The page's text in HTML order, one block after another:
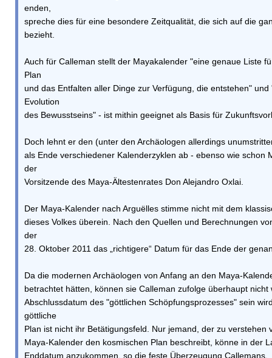
enden,
spreche dies für eine besondere Zeitqualität, die sich auf die
bezieht.
Auch für Calleman stellt der Mayakalender "eine genaue Liste
Plan
und das Entfalten aller Dinge zur Verfügung, die entstehen" und
Evolution
des Bewusstseins" - ist mithin geeignet als Basis für
Doch lehnt er den (unter den Archäologen allerdings
als Ende verschiedener Kalenderzyklen ab - ebenso wie schon
der
Vorsitzende des Maya-Ältestenrates Don Alejandro Oxlai.
Der Maya-Kalender nach Arguëlles stimme nicht mit dem
dieses Volkes überein. Nach den Quellen und Berechnungen
der
28. Oktober 2011 das „richtigere“ Datum für das Ende der
Da die modernen Archäologen von Anfang an den Maya-
betrachtet hätten, können sie Calleman zufolge überhaupt nicht
Abschlussdatum des "göttlichen Schöpfungsprozesses" sein
göttliche
Plan ist nicht ihr Betätigungsfeld. Nur jemand, der zu verstehen
Maya-Kalender den kosmischen Plan beschreibt, könne in der
Enddatum anzukommen, so die feste Überzeugung Callemans.